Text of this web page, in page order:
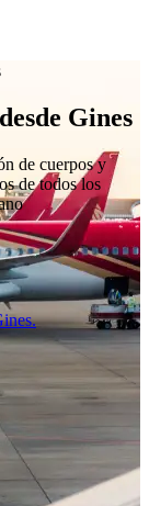
Gines
de cuerpos y
de todos los